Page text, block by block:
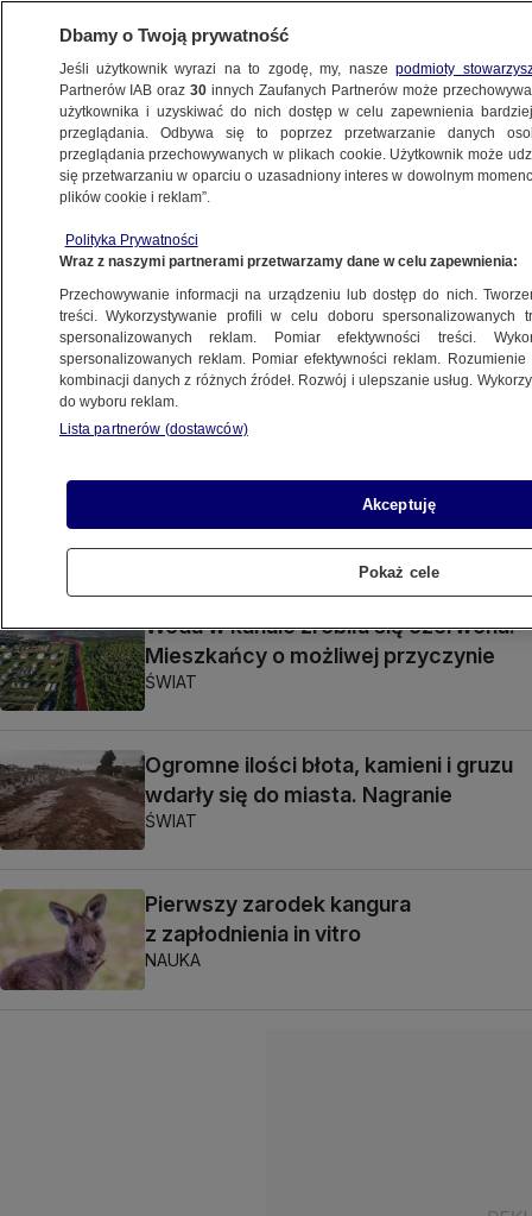
METEO
NAJNOWSZE
Takiego roku jeszcze nie było.
Alarmujące dane IMGW
POLSKA
10 tysięcy ludzi już uciekło. To może
być nowy wulkan
ŚWIAT
Antycyklon Elvira sprawi, że noce
i poranki będą lodowate
Woda w kanale zrobiła się czerwona.
Mieszkańcy o możliwej przyczynie
ŚWIAT
Ogromne ilości błota, kamieni i gruzu
wdarły się do miasta. Nagranie
ŚWIAT
Pierwszy zarodek kangura
z zapłodnienia in vitro
NAUKA
Dbamy o Twoją prywatność
Jeśli użytkownik wyrazi na to zgodę, my, naszepodmioty
Partnerów IAB oraz30 innych Zaufanych Partnerów może
użytkownika i uzyskiwać do nich dostęp w celu zapewnienia
przeglądania. Odbywa się to poprzez przetwarzanie danych
przeglądania przechowywanych w plikach cookie. Użytkownik może
się przetwarzaniu w oparciu o uzasadniony interes w dowolnym
plików cookie i reklam”.
Polityka Prywatności
Wraz z naszymi partnerami przetwarzamy dane w celu zapewnienia:
Przechowywanie informacji na urządzeniu lub dostęp do nich.
treści. Wykorzystywanie profili w celu doboru spersonalizowanych
spersonalizowanych reklam. Pomiar efektywności treści.
spersonalizowanych reklam. Pomiar efektywności reklam.
kombinacji danych z różnych źródeł. Rozwój i ulepszanie usług.
do wyboru reklam.
Lista partnerów (dostawców)
Akceptuję
Pokaż cele